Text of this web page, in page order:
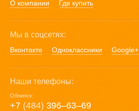
О компании
Где купить
Мы в соцсетях:
Вконтакте Одноклассники Google+
Наши телефоны:
Обнинск:
+7 (484) 396‒63‒69